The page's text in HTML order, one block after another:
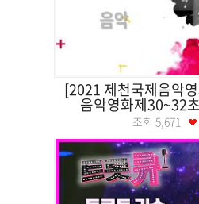
[2021 제천국제음악
음악영화제30~32
조회 5,671